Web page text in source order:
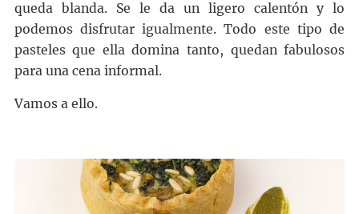
queda blanda. Se le da un ligero calentón y lo
podemos disfrutar igualmente. Todo este tipo de
pasteles que ella domina tanto, quedan fabulosos
para una cena informal.
Vamos a ello.